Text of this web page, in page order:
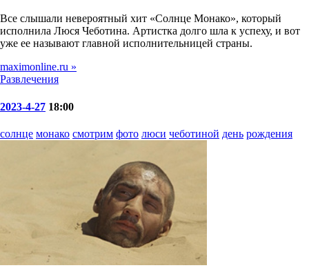
Все слышали невероятный хит «Солнце Монако», который
исполнила Люся Чеботина. Артистка долго шла к успеху, и вот
уже ее называют главной исполнительницей страны.
maximonline.ru »
Развлечения
2023-4-27 18:00
солнце монако смотрим фото люси чеботиной день рождения